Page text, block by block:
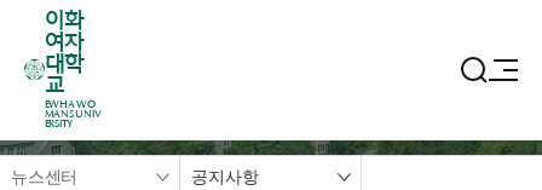
이화
여자
대학
교
EWHA WO
MANS UNIV
ERSITY
뉴스센터 공지사항